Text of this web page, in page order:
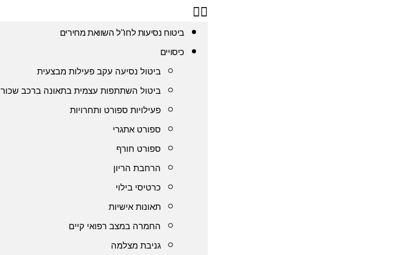
ביטוח נסיעות לחו"ל השוואת מחירים
כיסויים
ביטול נסיעה עקב פעילות מבצעית
ביטול השתתפות עצמית בתאונה ברכב שכור
פעילויות ספורט ותחרויות
ספורט אתגרי
ספורט חורף
הרחבת הריון
כרטיסי בילוי
תאונות אישיות
החמרה במצב רפואי קיים
גניבת מצלמה